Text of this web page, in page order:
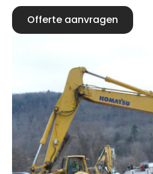
Offerte aanvragen